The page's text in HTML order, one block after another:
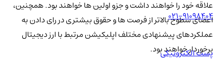
علاقه خود را خواهند داشت و جزو اولین ها خواهند بود. همچنین،
اعضای سطوح بالاتر از فرصت ها و حقوق بیشتری در رای دادن به
عملکردهای پیشنهادی مختلف اپلیکیشن مرتبط با ارز دیجیتال
برخوردار خواهند بود.
021-91098404
پست الکترونیکی